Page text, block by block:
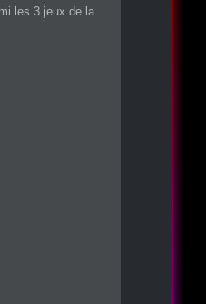
les 3 jeux de la